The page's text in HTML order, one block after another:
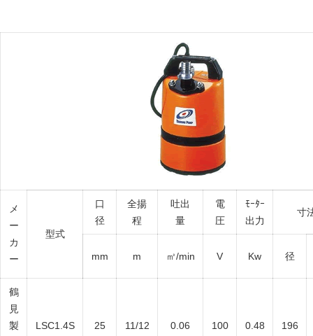
メ
ー
カ
ー
型式
口
径
全揚
程
吐出
量
電
圧
ﾓｰﾀｰ
出力
寸
mm m ㎥/min V Kw 径
鶴
見
製
LSC1.4S 25 11/12 0.06 100 0.48 196